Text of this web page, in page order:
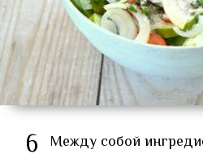
6
Между собой